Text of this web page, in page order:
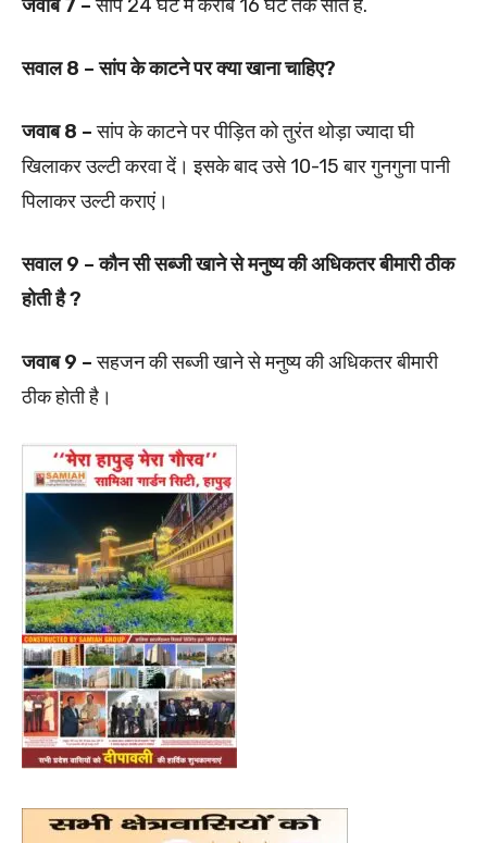
जवाब 7 –सांप 24 घंटे में करीब 16 घंटे तक सोते हैं.
सवाल 8 – सांप के काटने पर क्या खाना चाहिए?
जवाब 8 –सांप के काटने पर पीड़ित को तुरंत थोड़ा ज्यादा घी
खिलाकर उल्टी करवा दें। इसके बाद उसे 10-15 बार गुनगुना पानी
पिलाकर उल्टी कराएं।
सवाल 9 – कौन सी सब्जी खाने से मनुष्य की अधिकतर बीमारी ठीक
होती है ?
जवाब 9 –सहजन की सब्जी खाने से मनुष्य की अधिकतर बीमारी
ठीक होती है।